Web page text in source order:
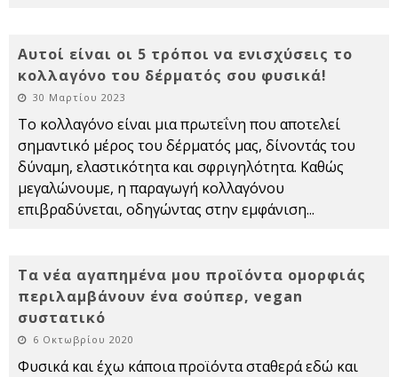
Αυτοί είναι οι 5 τρόποι να ενισχύσεις το
κολλαγόνο του δέρματός σου φυσικά!
30 Μαρτίου 2023
Το κολλαγόνο είναι μια πρωτεΐνη που αποτελεί
σημαντικό μέρος του δέρματός μας, δίνοντάς του
δύναμη, ελαστικότητα και σφριγηλότητα. Καθώς
μεγαλώνουμε, η παραγωγή κολλαγόνου
επιβραδύνεται, οδηγώντας στην εμφάνιση...
Τα νέα αγαπημένα μου προϊόντα ομορφιάς
περιλαμβάνουν ένα σούπερ, vegan
συστατικό
6 Οκτωβρίου 2020
Φυσικά και έχω κάποια προϊόντα σταθερά εδώ και